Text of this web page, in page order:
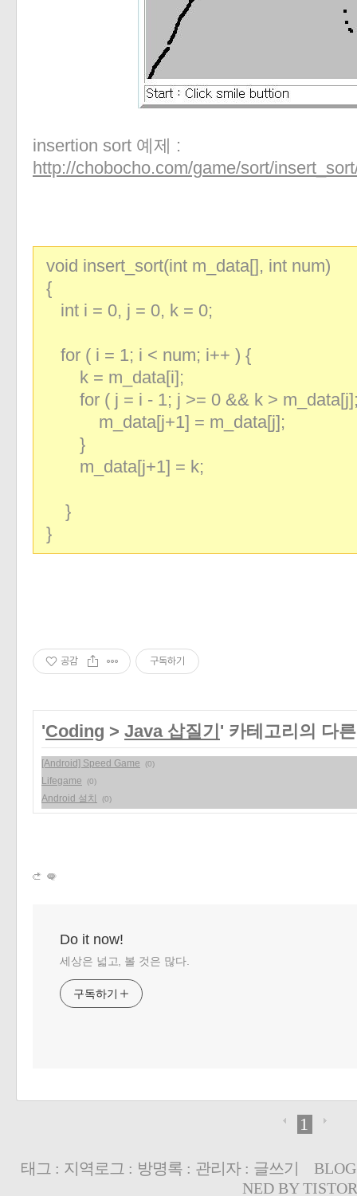
insertion sort 예제 :
http://chobocho.com/game/sort/
void insert_sort(int m_data[], int num)
{
int i = 0, j = 0, k = 0;
for ( i = 1; i < num; i++ ) {
k = m_data[i];
for ( j = i - 1; j >= 0 && k >
m_data[j+1] = m_data[j];
}
m_data[j+1] = k;
}
}
공감 구독하기
'Coding > Java 삽질기 ' 카테고리의 다
[Android] Speed Game (0)
Lifegame (0)
Android 설치 (0)
Do it now!
세상은 넓고, 볼 것은 많다.
구독하기
1
태그 : 지역로그 : 방명록: 관리자: 글쓰기
NED BY